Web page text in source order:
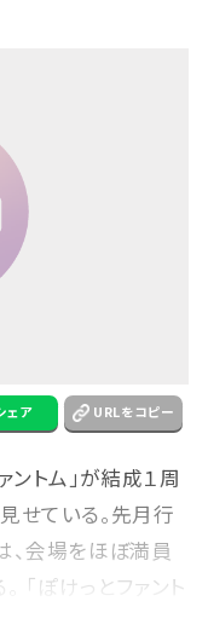
ェア URLをコピー
ントム」が結成１周
せている。先月行
、会場をほぼ満員
「ぽけっとファント